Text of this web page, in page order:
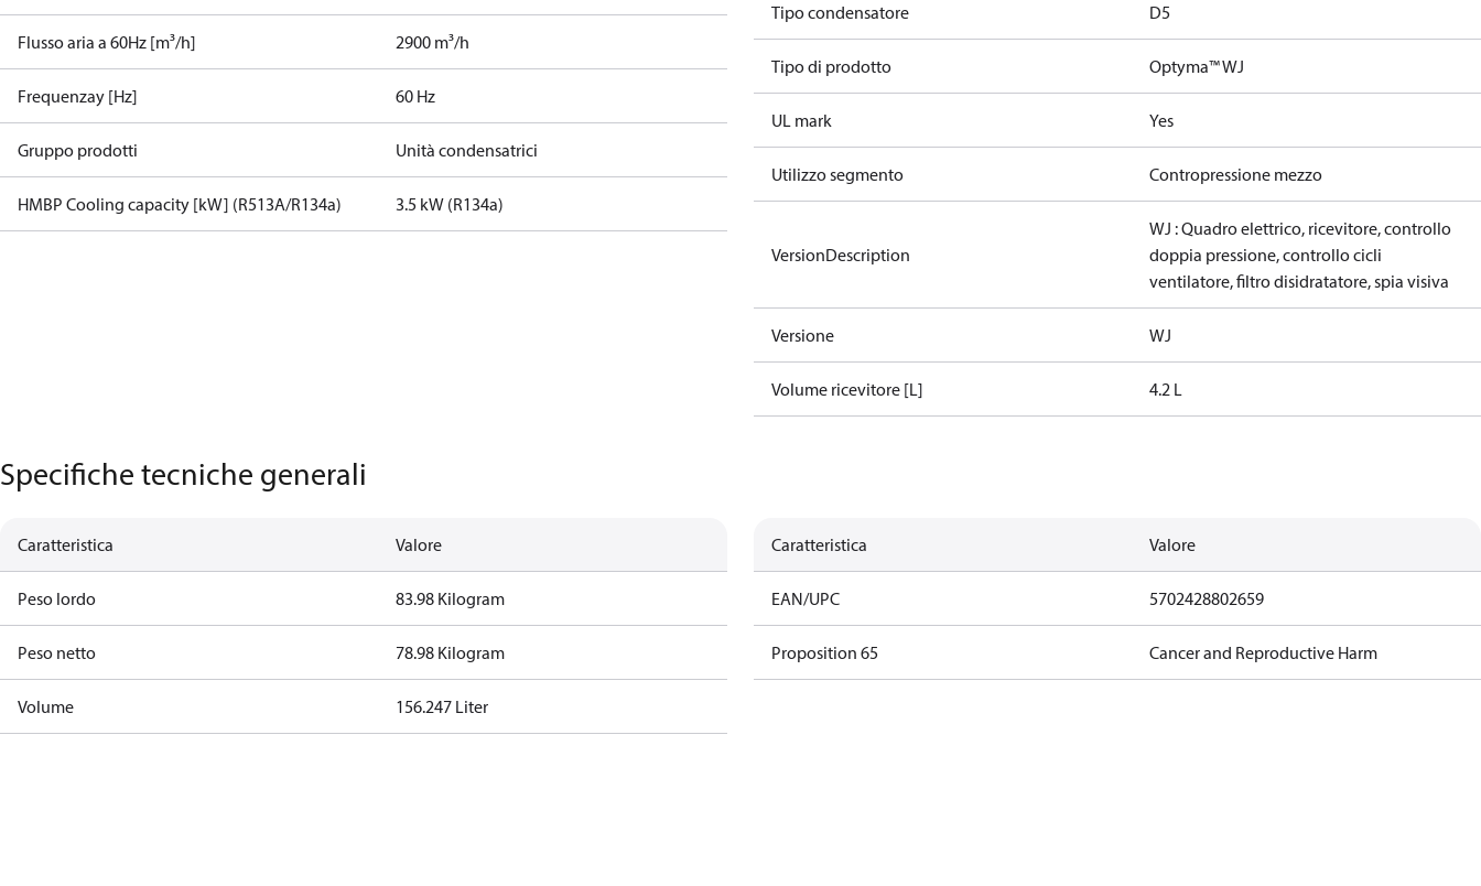
Flusso aria a 60Hz [m³/h] 2900 m³/h
Frequenzay [Hz] 60 Hz
Gruppo prodotti Unità condensatrici
HMBP Cooling capacity [kW] (R513A/R134a) 3.5 kW (R134a)
Tipo condensatore D5
Tipo di prodotto Optyma™ WJ
UL mark Yes
Utilizzo segmento Contropressione mezzo
VersionDescription
WJ : Quadro elettrico, ricevitore, controllo
doppia pressione, controllo cicli
ventilatore, filtro disidratatore, spia visiva
Versione WJ
Volume ricevitore [L] 4.2 L
Specifiche tecniche generali
Caratteristica Valore
Peso lordo 83.98 Kilogram
Peso netto 78.98 Kilogram
Volume 156.247 Liter
Caratteristica Valore
EAN/UPC 5702428802659
Proposition 65 Cancer and Reproductive Harm